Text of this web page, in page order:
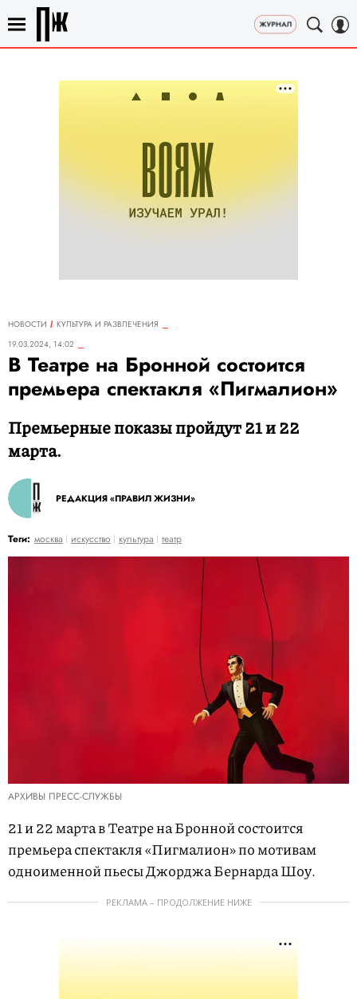
НОВОСТИ
КУЛЬТУРА И РАЗВЛЕЧЕНИЯ
19.03.2024, 14:02
В Театре на Бронной состоится
премьера спектакля «Пигмалион»
Премьерные показы пройдут 21 и 22
марта.
РЕДАКЦИЯ «ПРАВИЛ ЖИЗНИ»
Теги: москва искусство культура театр
АРХИВЫ ПРЕСС-СЛУЖБЫ
21 и 22 марта в Театре на Бронной состоится
премьера спектакля «Пигмалион» по мотивам
одноименной пьесы Джорджа Бернарда Шоу.
РЕКЛАМА – ПРОДОЛЖЕНИЕ НИЖЕ